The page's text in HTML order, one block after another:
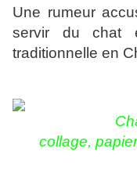
Une rumeur
servir du chat
traditionnelle en
collage,